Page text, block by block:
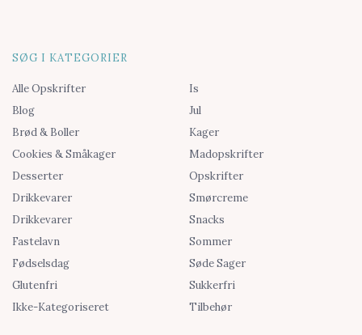
SØG I KATEGORIER
Alle Opskrifter
Blog
Brød & Boller
Cookies & Småkager
Desserter
Drikkevarer
Drikkevarer
Fastelavn
Fødselsdag
Glutenfri
Ikke-Kategoriseret
Is
Jul
Kager
Madopskrifter
Opskrifter
Smørcreme
Snacks
Sommer
Søde Sager
Sukkerfri
Tilbehør